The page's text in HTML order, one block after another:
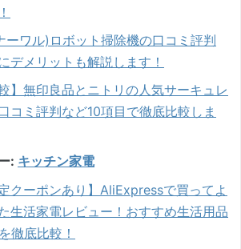
ーワル)ロボット掃除機の口コミ評判
デメリットも解説します！
較】無印良品とニトリの人気サーキュレ
コミ評判など10項目で徹底比較しま
: キッチン家電
定クーポンあり】AliExpressで買ってよ
生活家電レビュー！おすすめ生活用品
徹底比較！